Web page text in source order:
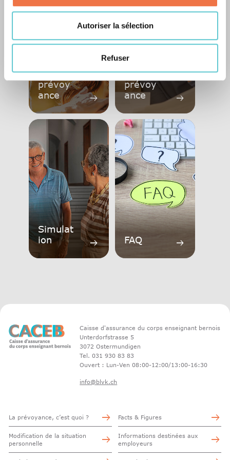
Autoriser la sélection
Refuser
at de
prévoy
ance
arrow_right_alt
Optimis
er sa
prévoy
ance
arrow_right_alt
Simulat
ion
arrow_right_alt FAQ arrow_right_alt
Caisse d'assurance du corps enseignant bernois
Unterdorfstrasse 5
3072 Ostermundigen
Tel. 031 930 83 83
Ouvert : Lun-Ven 08:00-12:00/13:00-16:30
info@blvk.ch
La prévoyance, c’est quoi ?
Modification de la situation
personnelle
Facts & Figures
Informations destinées aux
employeurs